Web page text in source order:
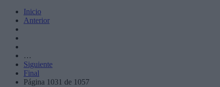
Inicio
Anterior
…
Siguiente
Final
Página 1031 de 1057